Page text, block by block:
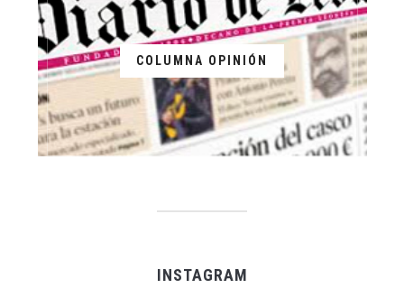
COLUMNA OPINIÓN
INSTAGRAM